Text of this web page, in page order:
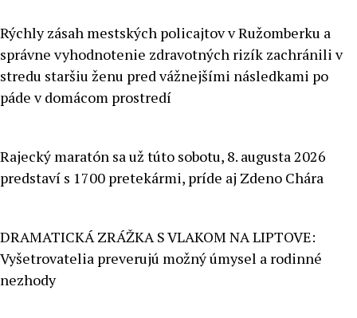
Rýchly zásah mestských policajtov v Ružomberku a
správne vyhodnotenie zdravotných rizík zachránili v
stredu staršiu ženu pred vážnejšími následkami po
páde v domácom prostredí
Rajecký maratón sa už túto sobotu, 8. augusta 2026
predstaví s 1700 pretekármi, príde aj Zdeno Chára
DRAMATICKÁ ZRÁŽKA S VLAKOM NA LIPTOVE:
Vyšetrovatelia preverujú možný úmysel a rodinné
nezhody